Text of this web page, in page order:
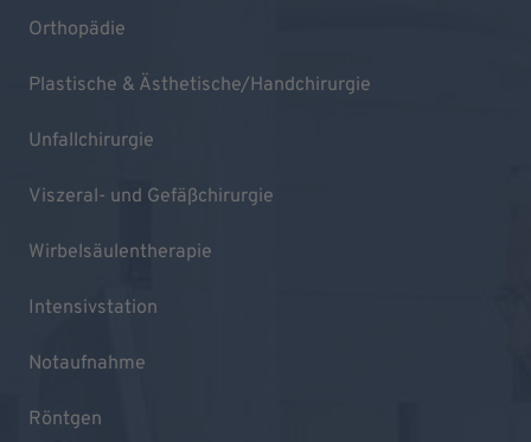
Orthopädie
Plastische & Ästhetische/Handchirurgie
Unfallchirurgie
Viszeral- und Gefäßchirurgie
Wirbelsäulentherapie
Intensivstation
Notaufnahme
Röntgen